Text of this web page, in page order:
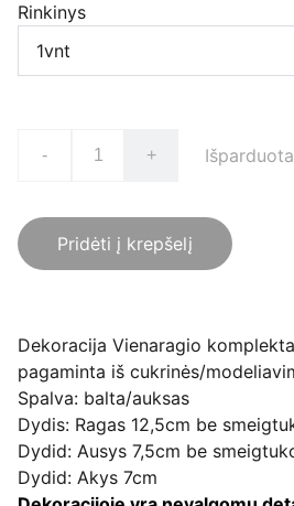
Rinkinys
- + Išparduota
Pridėti į krepšelį
Dekoracija Vienaragio
pagaminta iš cukrinės/
Spalva: balta/auksas
Dydis: Ragas 12,5cm be
Dydid: Ausys 7,5cm be
Dydid: Akys 7cm